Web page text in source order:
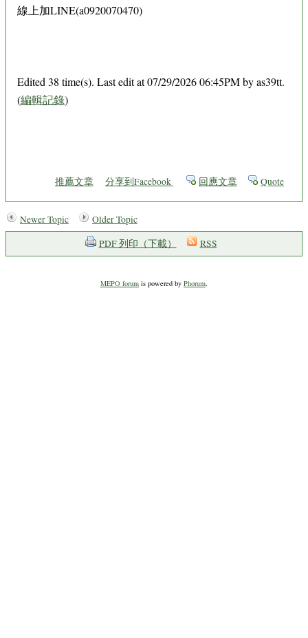
線上加LINE(a0920070470)
Edited 38 time(s). Last edit at 07/29/2026 06:45PM by as39tt.
(編輯記錄)
推薦文章 分享到Facebook 回應文章 Quote
Newer Topic
Older Topic
PDF 列印（下載）
RSS
MEPO forum is powered by Phorum.